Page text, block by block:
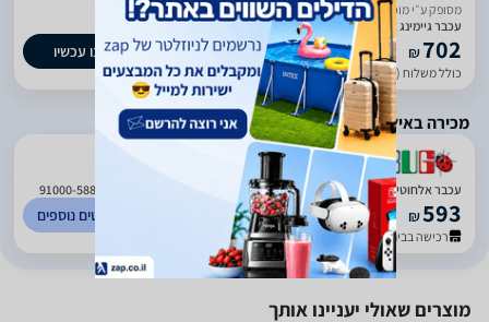
מסופק ע״י מוכר חיצוני
עכבר גיימינג אלחוטי Logitech Pro X Superlight צבע שחור
₪702
כולל משלוח (15 ₪) עד 7 ימי עסקים
קנו עכשיו
מכירה באילת בלבד
2.59
658
עכבר אלחוטי G Pro X SuperLight לוג'יטק - Logitech Logitech שחור 91000-588-10
₪593
רכישה בבית העסק
לפרטים נוספים
מוצרים שאולי יעניינו אותך